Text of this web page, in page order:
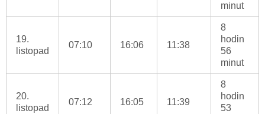
minut
19.
listopad
07:10 16:06 11:38
8
hodin
56
minut
20.
listopad
07:12 16:05 11:39
8
hodin
53